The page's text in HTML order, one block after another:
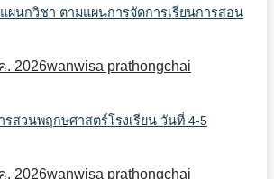
ผนกวิชา ตามแผนการจัดการเรียนการสอน
. 2026wanwisa prathongchai
รสวนพฤกษศาสตร์โรงเรียน วันที่ 4-5
. 2026wanwisa prathongchai